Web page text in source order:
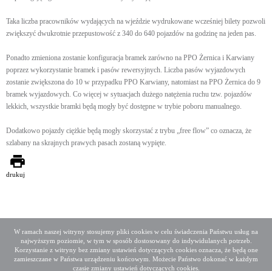
W ramach naszej witryny stosujemy pliki cookies w celu świadczenia Państwu usług na
najwyższym poziomie, w tym w sposób dostosowany do indywidulanych potrzeb.
Korzystanie z witryny bez zmiany ustawień dotyczących cookies oznacza, że będą one
zamieszczane w Państwa urządzeniu końcowym. Możecie Państwo dokonać w każdym
czasie zmiany ustawień dotyczących cookies.
Taka liczba pracowników wydających na wjeździe wydrukowane wcześniej bilety pozwoli
zwiększyć dwukrotnie przepustowość z 340 do 640 pojazdów na godzinę na jeden pas.
Ponadto zmieniona zostanie konfiguracja bramek zarówno na PPO Żernica i Karwiany
poprzez wykorzystanie bramek i pasów rewersyjnych. Liczba pasów wyjazdowych
zostanie zwiększona do 10 w przypadku PPO Karwiany, natomiast na PPO Żernica do 9
bramek wyjazdowych. Co więcej w sytuacjach dużego natężenia ruchu tzw. pojazdów
lekkich, wszystkie bramki będą mogły być dostępne w trybie poboru manualnego.
Dodatkowo pojazdy ciężkie będą mogły skorzystać z trybu „free flow” co oznacza, że
szlabany na skrajnych prawych pasach zostaną wypięte.
drukuj
Deklaracja dostępności
Mapa serwisu
Media społecznościowe
Twitter Facebook Linkedin